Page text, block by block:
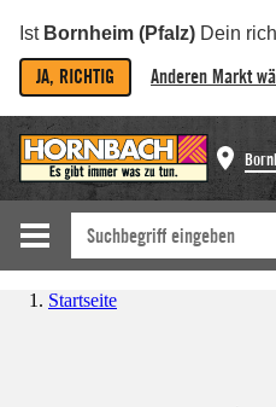
Ist Bornheim (Pfalz) Dein
JA, RICHTIG Anderen Markt
Startseite